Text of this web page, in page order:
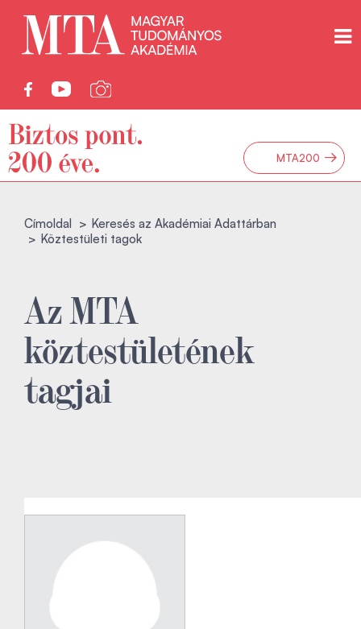
MTA200 →
Címoldal
Keresés az Akadémiai Adattárban
Köztestületi tagok
Az MTA
köztestületének
tagjai